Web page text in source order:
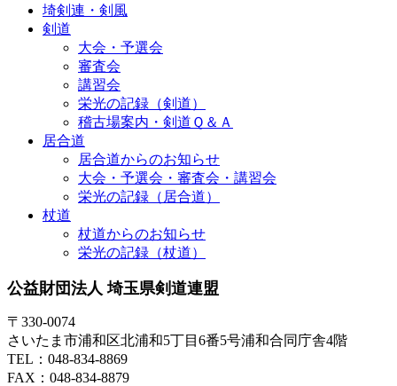
埼剣連・剣風
剣道
大会・予選会
審査会
講習会
栄光の記録（剣道）
稽古場案内・剣道Ｑ＆Ａ
居合道
居合道からのお知らせ
大会・予選会・審査会・講習会
栄光の記録（居合道）
杖道
杖道からのお知らせ
栄光の記録（杖道）
公益財団法人 埼玉県剣道連盟
〒330-0074
さいたま市浦和区北浦和5丁目6番5号浦和合同庁舎4階
TEL：048-834-8869
FAX：048-834-8879